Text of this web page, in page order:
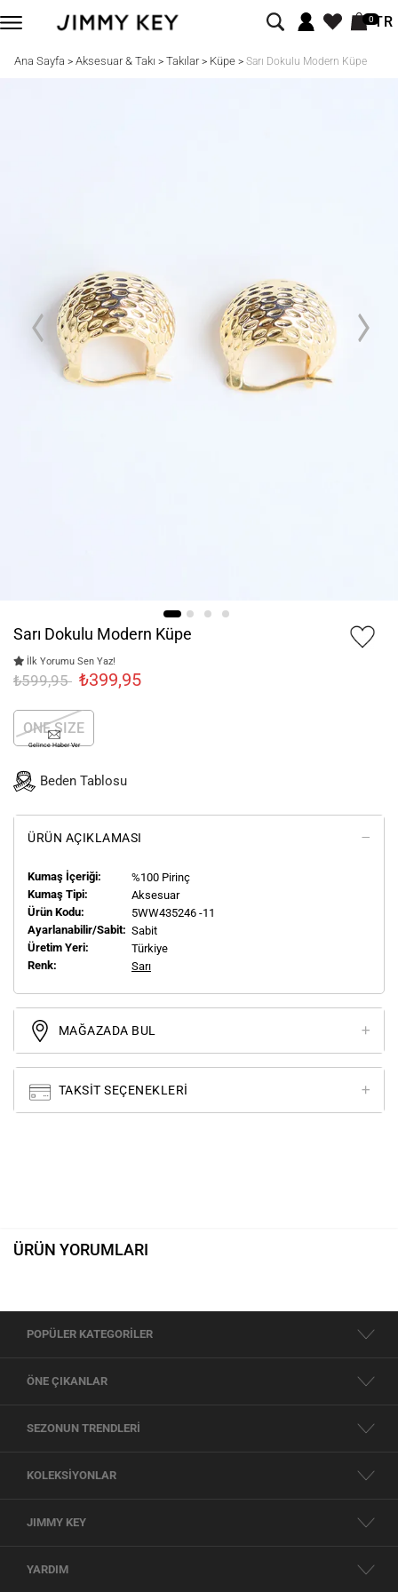
0TR
Ana Sayfa > Aksesuar & Takı > Takılar> Küpe> Sarı Dokulu Modern Küpe
Sarı Dokulu Modern Küpe
İlk Yorumu Sen Yaz!
₺599,95 ₺399,95
ONE SIZE
Gelince Haber Ver
Beden Tablosu
ÜRÜN AÇIKLAMASI
Kumaş İçeriği:
%100 Pirinç
Kumaş Tipi:
Aksesuar
Ürün Kodu:
5WW435246 -11
Ayarlanabilir/Sabit: Sabit
Üretim Yeri:
Türkiye
Renk:
Sarı
MAĞAZADA BUL
TAKSIT SEÇENEKLERI
ÜRÜN YORUMLARI
POPÜLER KATEGORİLER
ÖNE ÇIKANLAR
SEZONUN TRENDLERİ
KOLEKSİYONLAR
JIMMY KEY
YARDIM